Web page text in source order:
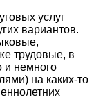
услуг
вариантов.
трудовые, в
и немного
на каких-то